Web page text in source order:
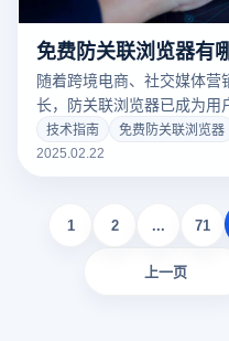
免费防关联浏览器有
随着跨境电商、社交媒体
长，防关联浏览器已成为用
运营效率的重要工具。相
然在功能和安全性上存在一
括指纹随机化、IP代理支
析其适用场景和局限性，
技术指南
免费防关联浏览器
2025.02.22
上一页
1 2 ... 71